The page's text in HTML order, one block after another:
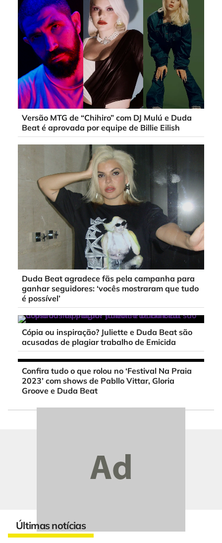
Versão MTG de “Chihiro” com DJ Mulú e Duda
Beat é aprovada por equipe de Billie Eilish
Duda Beat agradece fãs pela campanha para
ganhar seguidores: ‘vocês mostraram que tudo
é possível’
Cópia ou inspiração? Juliette e Duda Beat são
acusadas de plagiar trabalho de Emicida
Confira tudo o que rolou no ‘Festival Na Praia
2023’ com shows de Pabllo Vittar, Gloria
Groove e Duda Beat
Últimas notícias